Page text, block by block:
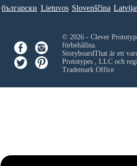
български Lietuvos Slovenščina
© 2026 - Clever
förbehållna.
StoryboardThat är ett
Prototypes , LLCoch
Trademark Office